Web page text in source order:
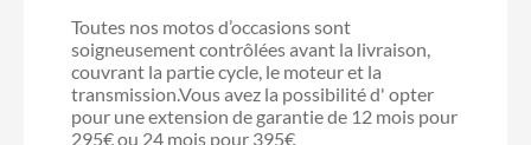
Toutes nos motos d’occasions sont
soigneusement contrôlées avant la livraison,
couvrant la partie cycle, le moteur et la
transmission.Vous avez la possibilité d' opter
pour une extension de garantie de 12 mois pour
295€ ou 24 mois pour 395€